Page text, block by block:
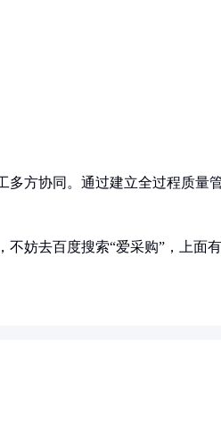
方协同。通过建立全过程质量
妨去百度搜索“爱采购”，上面